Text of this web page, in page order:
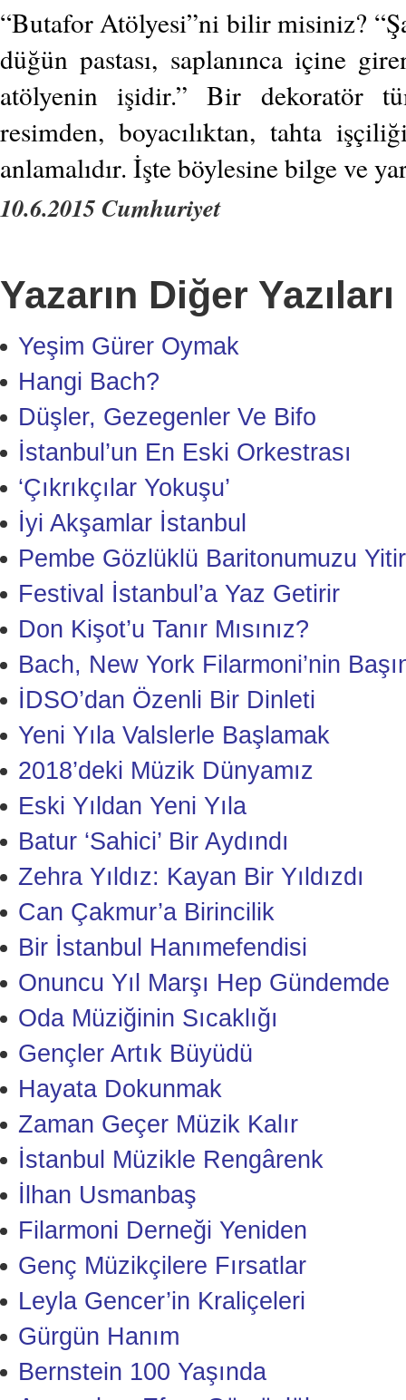
“Butafor Atölyesi”ni bilir misiniz?
düğün pastası, saplanınca içine
atölyenin işidir.” Bir dekoratör
resimden, boyacılıktan, tahta
anlamalıdır. İşte böylesine bilge ve
10.6.2015 Cumhuriyet
Yazarın Diğer Yazıları
Yeşim Gürer Oymak
Hangi Bach?
Düşler, Gezegenler Ve Bifo
İstanbul’un En Eski Orkestrası
‘Çıkrıkçılar Yokuşu’
İyi Akşamlar İstanbul
Pembe Gözlüklü Baritonumuzu
Festival İstanbul’a Yaz Getirir
Don Kişot’u Tanır Mısınız?
Bach, New York Filarmoni’nin
İDSO’dan Özenli Bir Dinleti
Yeni Yıla Valslerle Başlamak
2018’deki Müzik Dünyamız
Eski Yıldan Yeni Yıla
Batur ‘Sahici’ Bir Aydındı
Zehra Yıldız: Kayan Bir Yıldızdı
Can Çakmur’a Birincilik
Bir İstanbul Hanımefendisi
Onuncu Yıl Marşı Hep Gündemde
Oda Müziğinin Sıcaklığı
Gençler Artık Büyüdü
Hayata Dokunmak
Zaman Geçer Müzik Kalır
İstanbul Müzikle Rengârenk
İlhan Usmanbaş
Filarmoni Derneği Yeniden
Genç Müzikçilere Fırsatlar
Leyla Gencer’in Kraliçeleri
Gürgün Hanım
Bernstein 100 Yaşında